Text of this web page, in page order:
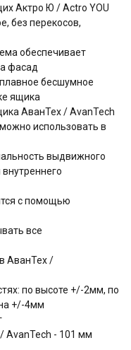
Актро Ю / Actro YOU
без перекосов,
обеспечивает
фасад
бесшумное
ящика
АванТех / AvanTech
использовать в
выдвижного
с помощью
все
АванТех /
по высоте +/-2мм, по
+/-4мм
AvanTech - 101 мм